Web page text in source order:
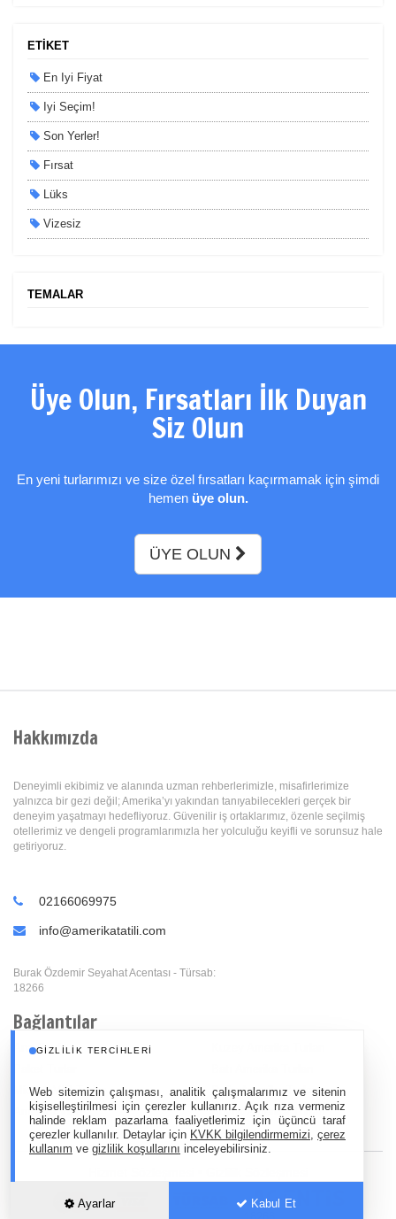
GIZLILIK TERCIHLERI
Web sitemizin çalışması, analitik çalışmalarımız ve sitenin
kişiselleştirilmesi için çerezler kullanırız. Açık rıza vermeniz
halinde reklam pazarlama faaliyetlerimiz için üçüncü taraf
çerezler kullanılır. Detaylar için KVKK bilgilendirmemizi, çerez
kullanım ve gizlilik koşullarını inceleyebilirsiniz.
Ayarlar Kabul Et
ETİKET
En Iyi Fiyat
Iyi Seçim!
Son Yerler!
Fırsat
Lüks
Vizesiz
Uçak Ile
TEMALAR
Üye Olun, Fırsatları İlk Duyan
Siz Olun
En yeni turlarımızı ve size özel fırsatları kaçırmamak için şimdi
hemen üye olun.
ÜYE OLUN
Hakkımızda
Deneyimli ekibimiz ve alanında uzman rehberlerimizle, misafirlerimize
yalnızca bir gezi değil; Amerika’yı yakından tanıyabilecekleri gerçek bir
deneyim yaşatmayı hedefliyoruz. Güvenilir iş ortaklarımız, özenle seçilmiş
otellerimiz ve dengeli programlarımızla her yolculuğu keyifli ve sorunsuz hale
getiriyoruz.
02166069975
info@amerikatatili.com
Burak Özdemir Seyahat Acentası - Türsab:
18266
Bağlantılar
Ana Sayfa
Mice & VIP Turlar
Amerika Vizesi
Doğu Amerika Turları
Büyük Amerika Turları